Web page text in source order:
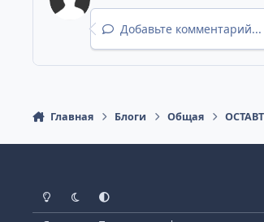
Добавьте комментарий...
Главная Блоги Общая
Светлый режим
Темный режим
Как в системе